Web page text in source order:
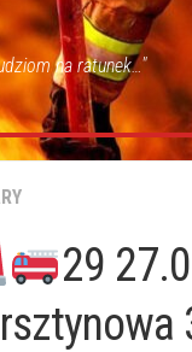
na ratunek…"
29